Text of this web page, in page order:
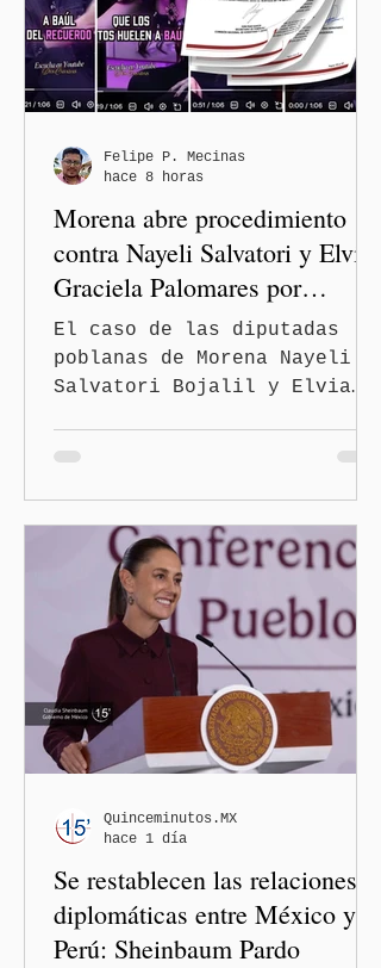
de avance y forma parte del
programa estatal para
recuperar vialidades
prioritarias, fortalecer la
condiciones de seguridad de
las familias poblanas, en e
Morena abre procedimiento
contra Nayeli Salvatori y Elvia
Graciela Palomares por
discriminación y burlas
El caso de las diputadas
poblanas de Morena Nayeli
Salvatori Bojalil y Elvia
partido. La Comisión
Nacional de Honestidad y
Justicia (CNHJ) de Morena
inició formalmente un
procedimiento sancionador
de oficio contra ambas
legisladoras por las
expresiones realizadas en
el podcast DesCasadas,
luego de que sus
señalados como
discriminatorios hacia
hombres y personas adultas
mayores.
Felipe P. Mecinas
hace 8 horas
Se restablecen las relaciones
diplomáticas entre México y
Perú: Sheinbaum Pardo
Quinceminutos.MX
hace 1 día